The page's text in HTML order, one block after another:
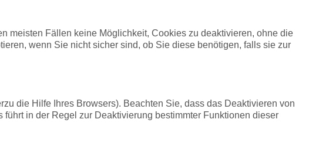
meisten Fällen keine Möglichkeit, Cookies zu deaktivieren, ohne die
wenn Sie nicht sicher sind, ob Sie diese benötigen, falls sie zur
die Hilfe Ihres Browsers). Beachten Sie, dass das Deaktivieren von
in der Regel zur Deaktivierung bestimmter Funktionen dieser